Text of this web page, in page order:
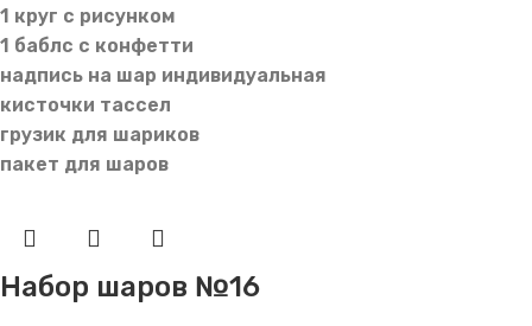
1 круг с рисунком
1 баблс с конфетти
надпись на шар индивидуальная
кисточки тассел
грузик для шариков
пакет для шаров
Набор шаров №16